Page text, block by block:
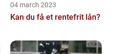
04 march 2023
Kan du få et rentefrit lån?